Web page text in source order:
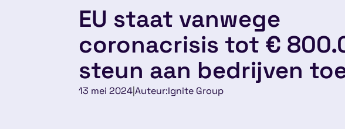
EU staat vanwege
coronacrisis tot €
steun aan bedrijven
13 mei 2024|Auteur:Ignite Group